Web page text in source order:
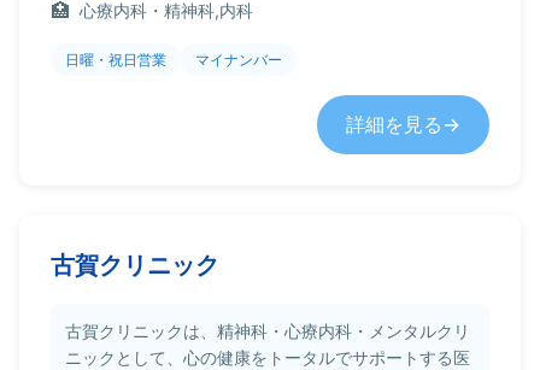
心療内科・精神科,内科
日曜・祝日営業 マイナンバー
詳細を見る
古賀クリニック
古賀クリニックは、精神科・心療内科・メンタルクリ
ニックとして、心の健康をトータルでサポートする医